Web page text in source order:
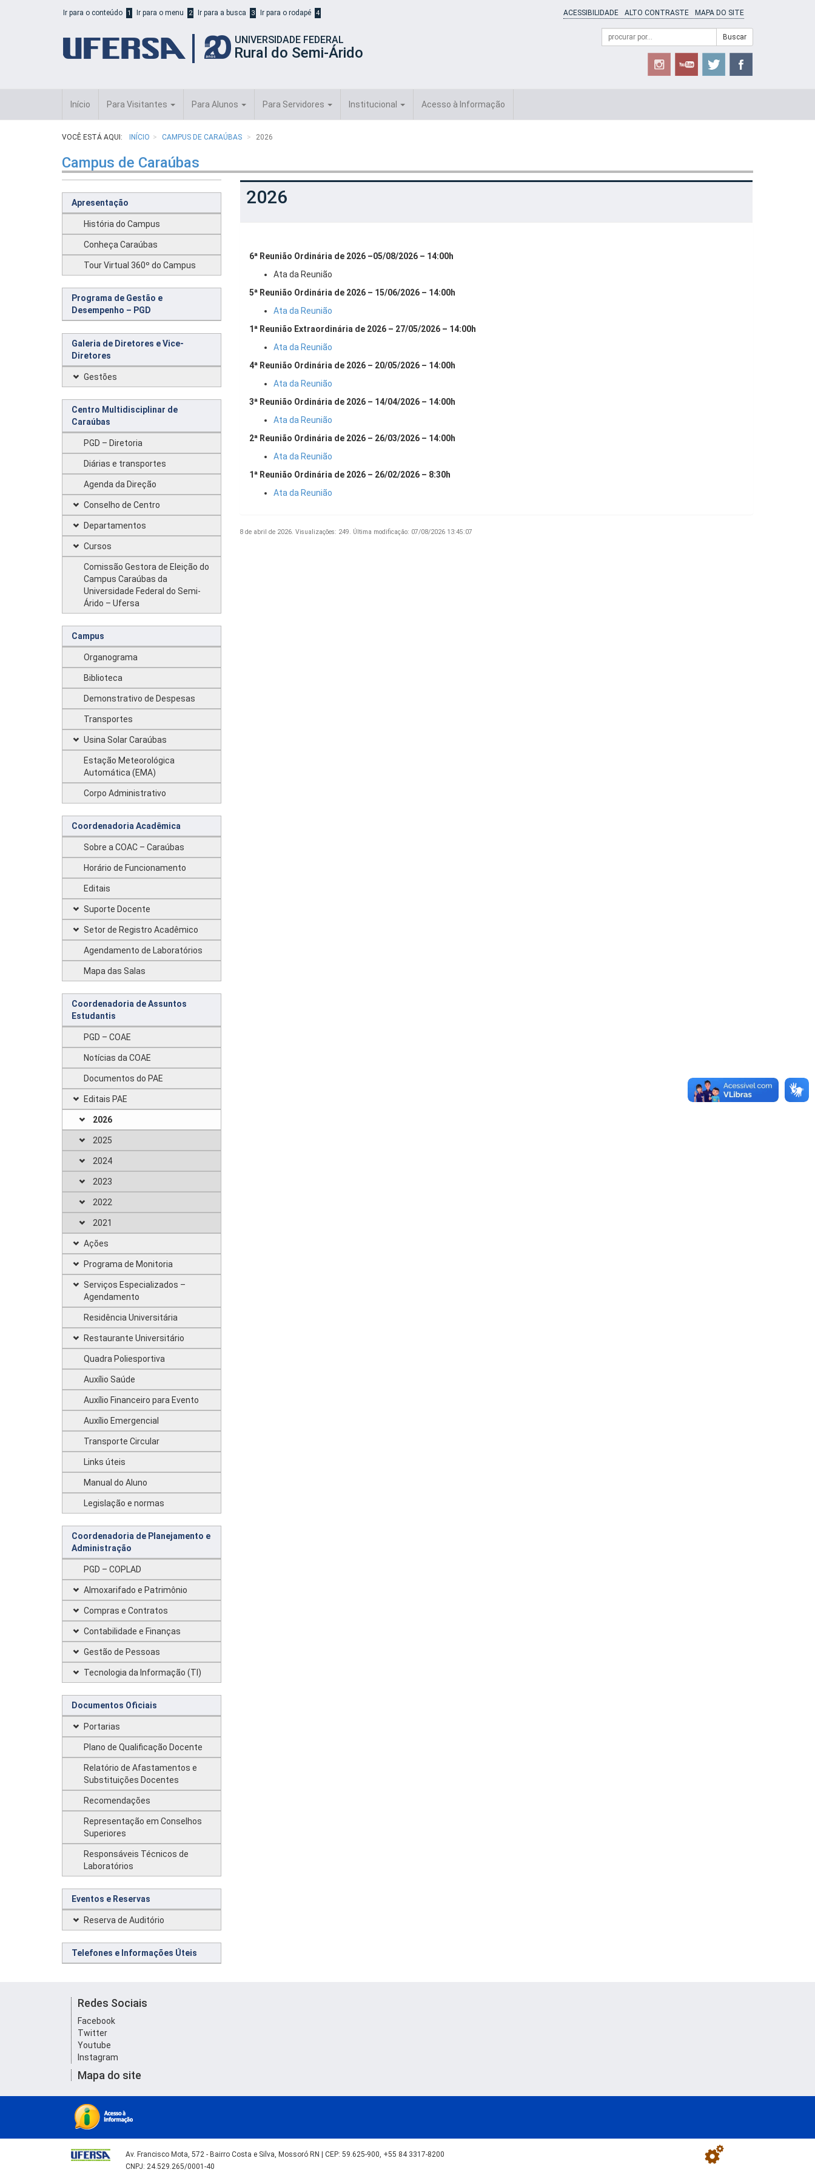
Ir para o conteúdo 1 Ir para o menu 2 Ir para a busca 3 Ir para o rodapé 4 ACESSIBILIDADE ALTO CONTRASTE MAPA DO SITE
UNIVERSIDADE FEDERAL
Rural do Semi-Árido
Formulário
Campo
de
Buscar
Início Para Visitantes Para Alunos Para Servidores Institucional Acesso à Informação
VOCÊ ESTÁ AQUI: INÍCIO CAMPUS DE CARAÚBAS 2026
Campus de Caraúbas
Apresentação
História do Campus
Conheça Caraúbas
Tour Virtual 360º do Campus
Programa de Gestão e
Desempenho – PGD
Galeria de Diretores e Vice-
Diretores
Gestões
Centro Multidisciplinar de
Caraúbas
PGD – Diretoria
Diárias e transportes
Agenda da Direção
Conselho de Centro
Departamentos
Cursos
Comissão Gestora de Eleição do
Campus Caraúbas da
Universidade Federal do Semi-
Árido – Ufersa
Campus
Organograma
Biblioteca
Demonstrativo de Despesas
Transportes
Usina Solar Caraúbas
Estação Meteorológica
Automática (EMA)
Corpo Administrativo
Coordenadoria Acadêmica
Sobre a COAC – Caraúbas
Horário de Funcionamento
Editais
Suporte Docente
Setor de Registro Acadêmico
Agendamento de Laboratórios
Mapa das Salas
Coordenadoria de Assuntos
Estudantis
PGD – COAE
Notícias da COAE
Documentos do PAE
Editais PAE
2026
2025
2024
2023
2022
2021
Ações
Programa de Monitoria
Serviços Especializados –
Agendamento
Residência Universitária
Restaurante Universitário
Quadra Poliesportiva
Auxílio Saúde
Auxílio Financeiro para Evento
Auxílio Emergencial
Transporte Circular
Links úteis
Manual do Aluno
Legislação e normas
Coordenadoria de Planejamento e
Administração
PGD – COPLAD
Almoxarifado e Patrimônio
Compras e Contratos
Contabilidade e Finanças
Gestão de Pessoas
Tecnologia da Informação (TI)
Documentos Oficiais
Portarias
Plano de Qualificação Docente
Relatório de Afastamentos e
Substituições Docentes
Recomendações
Representação em Conselhos
Superiores
Responsáveis Técnicos de
Laboratórios
Eventos e Reservas
Reserva de Auditório
Telefones e Informações Úteis
2026
6ª Reunião Ordinária de 2026 –05/08/2026 – 14:00h
Ata da Reunião
5ª Reunião Ordinária de 2026 – 15/06/2026 – 14:00h
Ata da Reunião
1ª Reunião Extraordinária de 2026 – 27/05/2026 – 14:00h
Ata da Reunião
4ª Reunião Ordinária de 2026 – 20/05/2026 – 14:00h
Ata da Reunião
3ª Reunião Ordinária de 2026 – 14/04/2026 – 14:00h
Ata da Reunião
2ª Reunião Ordinária de 2026 – 26/03/2026 – 14:00h
Ata da Reunião
1ª Reunião Ordinária de 2026 – 26/02/2026 – 8:30h
Ata da Reunião
8 de abril de 2026. Visualizações: 249. Última modificação: 07/08/2026 13:45:07
Redes Sociais
Facebook
Twitter
Youtube
Instagram
Mapa do site
Av. Francisco Mota, 572 - Bairro Costa e Silva, Mossoró RN | CEP: 59.625-900, +55 84 3317-8200
CNPJ: 24.529.265/0001-40